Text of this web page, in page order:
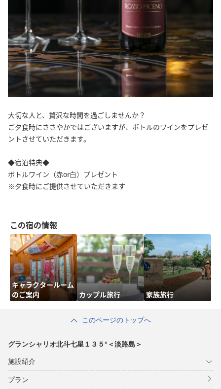
大切な人と、贅沢な時間を過ごしませんか？
ご夕食時にささやかではございますが、ボトルのワインをプレゼ
ントさせていただきます。
◆宿泊特典◆
ボトルワイン（赤or白）プレゼント
※夕食時にご提供させていただきます
この宿の情報
キャラクタールーム
のご案内
カップル旅行 家族旅行
このページのトップへ
グランシャリオ北斗七星１３５°＜淡路島＞
施設紹介
プラン